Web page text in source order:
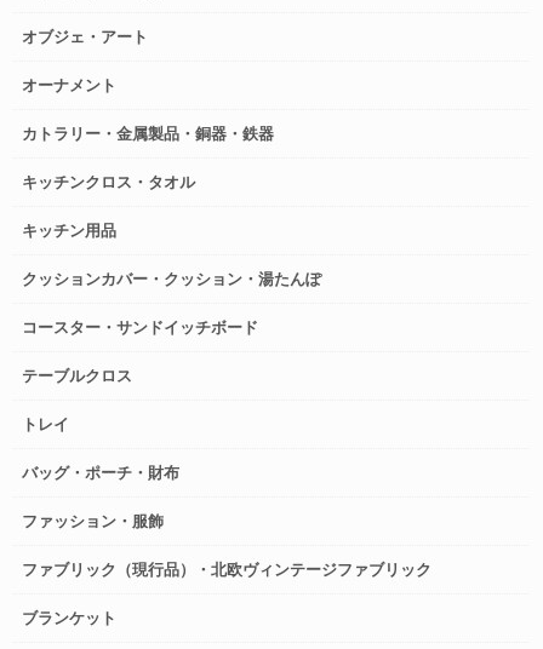
オブジェ・アート
オーナメント
カトラリー・金属製品・銅器・鉄器
キッチンクロス・タオル
キッチン用品
クッションカバー・クッション・湯たんぽ
コースター・サンドイッチボード
テーブルクロス
トレイ
バッグ・ポーチ・財布
ファッション・服飾
ファブリック（現行品）・北欧ヴィンテージファブリック
ブランケット